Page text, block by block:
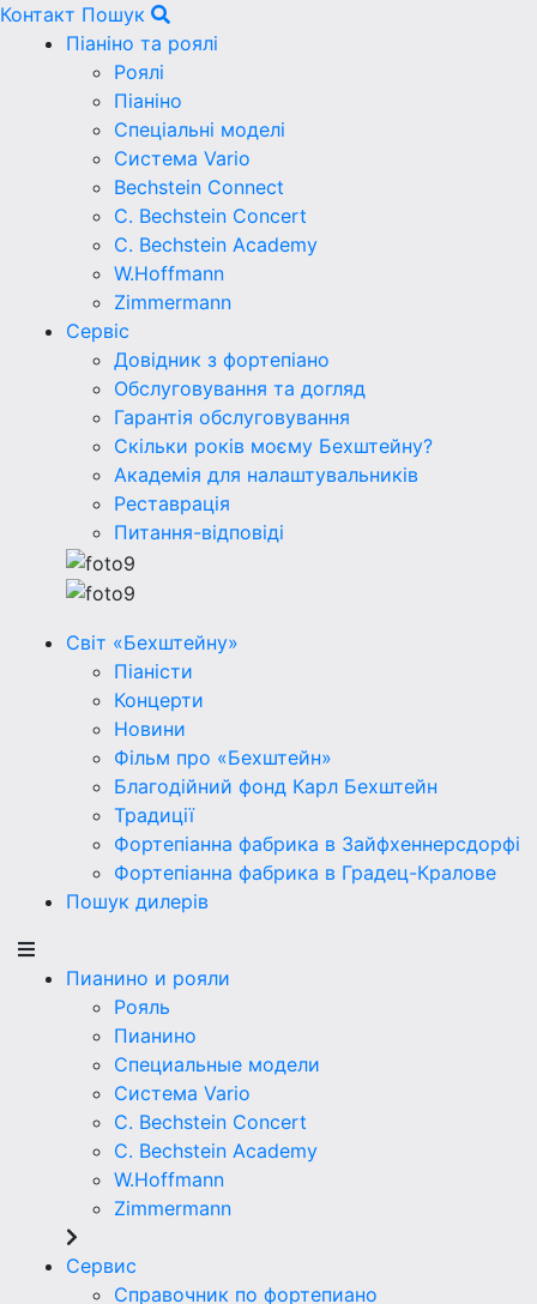
Контакт Пошук
Піаніно та роялі
Роялі
Піаніно
Спеціальні моделі
Система Vario
Bechstein Connect
C. Bechstein Concert
C. Bechstein Academy
W.Hoffmann
Zimmermann
Сервіс
Довідник з фортепіано
Обслуговування та догляд
Гарантія обслуговування
Скільки років моєму Бехштейну?
Академія для налаштувальників
Реставрація
Питання-відповіді
Світ «Бехштейну»
Піаністи
Концерти
Новини
Фільм про «Бехштейн»
Благодійний фонд Карл Бехштейн
Традиції
Фортепіанна фабрика в Зайфхеннерсдорфi
Фортепіанна фабрика в Градец-Кралове
Пошук дилерів
Пианино и рояли
Рояль
Пианино
Специальные модели
Система Vario
C. Bechstein Concert
C. Bechstein Academy
W.Hoffmann
Zimmermann
Сервис
Справочник по фортепиано